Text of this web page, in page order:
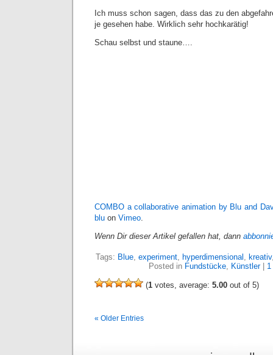
Ich muss schon sagen, dass das zu den
je gesehen habe. Wirklich sehr hochkarätig!
Schau selbst und staune….
COMBO a collaborative animation by Blu and
blu on Vimeo.
Wenn Dir dieser Artikel gefallen hat, dann
Tags: Blue, experiment, hyperdimensional , kreativ
Posted in Fundstücke, Künstler|
(1 votes, average: 5.00 out of 5)
« Older Entries